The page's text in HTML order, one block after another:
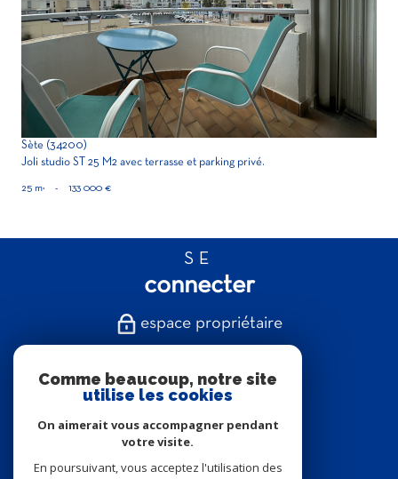
voir le bien
Sète (34200)
Joli studio ST 25 M2 avec terrasse et parking privé.
25 m² - 133 000 €
SE
connecter
espace propriétaire
suivre
Comme beaucoup, notre site
utilise les cookies
On aimerait vous accompagner pendant
votre visite.
En poursuivant, vous acceptez l'utilisation des